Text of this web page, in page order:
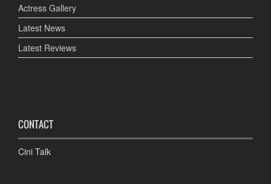
Actress Gallery
Latest News
Latest Reviews
CONTACT
Cini Talk